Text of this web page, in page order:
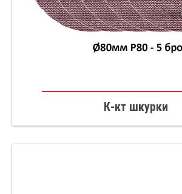
К-кт шкурки